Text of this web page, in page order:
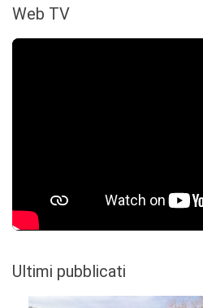
Web TV
Ultimi pubblicati